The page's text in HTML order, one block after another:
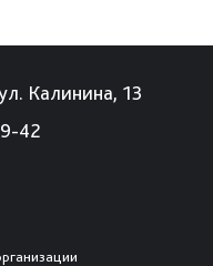
Калинина, 13
42